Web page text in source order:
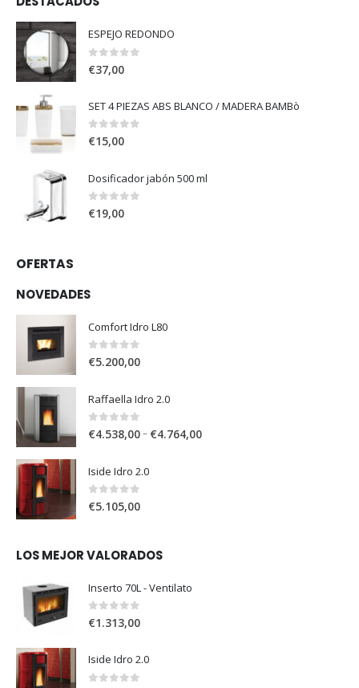
ESPEJO REDONDO
0out of 5
€37,00
SET 4 PIEZAS ABS BLANCO / MADERA BAMBò
0 out of 5
€15,00
Dosificador jabón 500 ml
0 out of 5
€19,00
OFERTAS
NOVEDADES
Comfort Idro L80
0out of 5
€5.200,00
Raffaella Idro 2.0
0 out of 5
€4.538,00– €4.764,00
Iside Idro 2.0
0out of 5
€5.105,00
LOS MEJOR VALORADOS
Inserto 70L - Ventilato
0 out of 5
€1.313,00
Iside Idro 2.0